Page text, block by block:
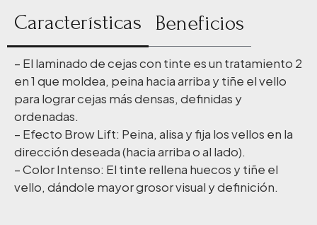
Características Beneficios
– El laminado de cejas con tinte es un tratamiento 2
en 1 que moldea, peina hacia arriba y tiñe el vello
para lograr cejas más densas, definidas y
ordenadas.
– Efecto Brow Lift: Peina, alisa y fija los vellos en la
dirección deseada (hacia arriba o al lado).
– Color Intenso: El tinte rellena huecos y tiñe el
vello, dándole mayor grosor visual y definición.